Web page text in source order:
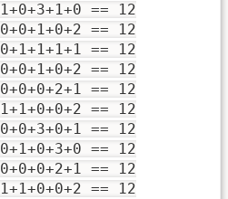
== 12
== 12
== 12
== 12
== 12
== 12
== 12
== 12
== 12
== 12